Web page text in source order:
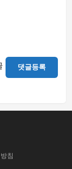
댓글등록
침